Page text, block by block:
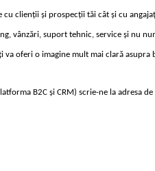
cu clienții și prospecții tăi cât și cu
vânzări, suport tehnic, service și nu
oferi o imagine mult mai clară asupra
B2C și CRM) scrie-ne la adresa de